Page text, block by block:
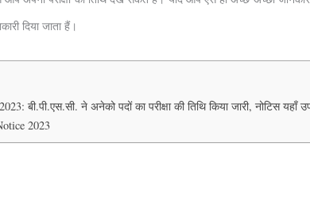
दिया जाता हैं।
बी.पी.एस.सी. ने अनेको पदों का परीक्षा की तिथि किया जारी, नोटिस यहाँ
2023